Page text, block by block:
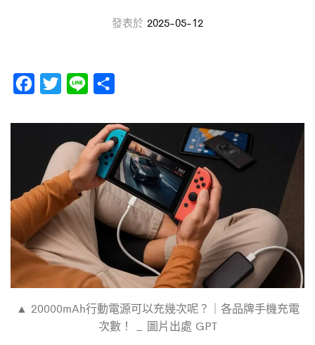
發表於 2025-05-12
c
o
o
k
i
t
t
e
r
n
e
▲ 20000mAh行動電源可以充幾次呢？｜各品牌手機充電
次數！ _ 圖片出處 GPT